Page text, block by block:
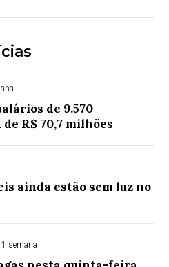
de 9.570
R$ 70,7 milhões
ainda estão sem luz no
1 semana